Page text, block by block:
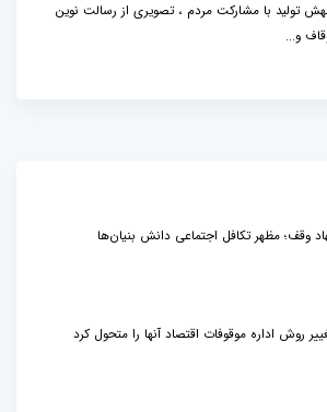
تولید با مشارکت مردم ، تصویری از رسالت نوین
و...
وقف؛ مظهر تکافل اجتماعی دانش بنیان‌ها
روش اداره موقوفات اقتصاد آنها را متحول کرد